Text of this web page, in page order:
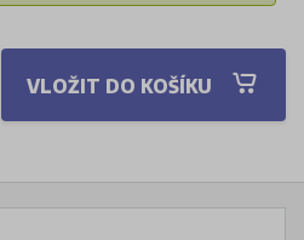
VLOŽIT DO KOŠÍKU